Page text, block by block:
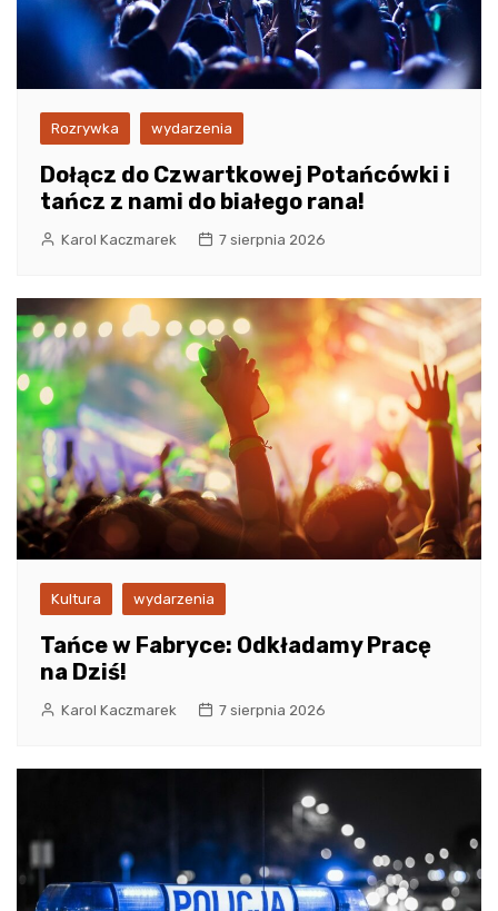
Rozrywka wydarzenia
Dołącz do Czwartkowej Potańcówki i
tańcz z nami do białego rana!
Karol Kaczmarek 7 sierpnia 2026
Kultura wydarzenia
Tańce w Fabryce: Odkładamy Pracę
na Dziś!
Karol Kaczmarek 7 sierpnia 2026